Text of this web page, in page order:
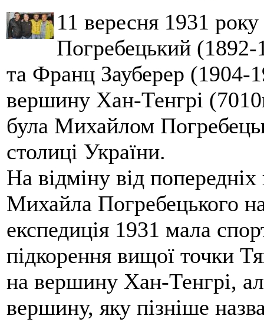
11 вересня 1931
Погребецький
та Франц Зауберер (1904-
вершину Хан-Тенгрі
була Михайлом
столиці України.
На відміну від
Михайла Погребецького
експедиція 1931 мала
підкорення вищої точки
на вершину Хан-Тенгрі,
вершину, яку пізніше